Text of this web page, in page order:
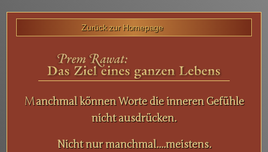
Zurück zur Homepage
Manchmal können Worte die inneren Gefühle
nicht ausdrücken.
Nicht nur manchmal....meistens.